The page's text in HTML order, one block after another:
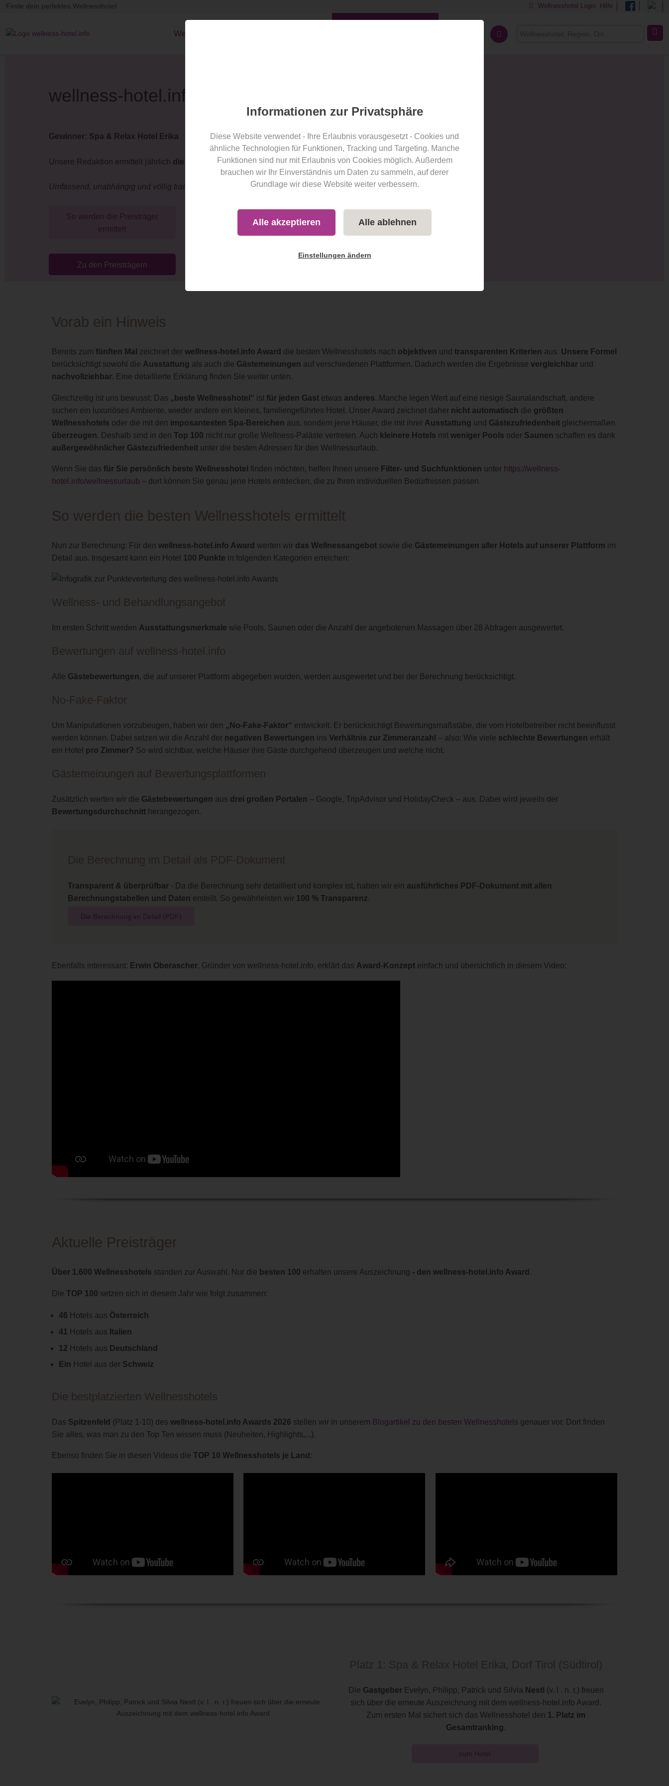
Finde dein perfektes Wellnesshotel Wellnesshotel Login Hilfe
Wellnesshotel finden
wellness-hotel.info Award 2026
Gewinner: Spa & Relax Hotel Erika
Unsere Redaktion ermittelt jährlich die 100 besten Wellnesshotels:
Umfassend, unabhängig und völlig transparent
So werden die Preisträger
ermittelt
Zu den Preisträgern
Vorab ein Hinweis
Bereits zum fünften Mal zeichnet der wellness-hotel.info Award die besten Wellnesshotels nach objektiven und transparenten Kriterien aus. Unsere Formel
berücksichtigt sowohl die Ausstattung als auch die Gästemeinungen auf verschiedenen Plattformen. Dadurch werden die Ergebnisse vergleichbarund
nachvollziehbar. Eine detaillierte Erklärung finden Sie weiter unten.
Gleichzeitig ist uns bewusst: Das „beste Wellnesshotel“ ist für jeden Gastetwas anderes. Manche legen Wert auf eine riesige Saunalandschaft, andere
suchen ein luxuriöses Ambiente, wieder andere ein kleines, familiengeführtes Hotel. Unser Award zeichnet daher nicht automatisch die größten
Wellnesshotels oder die mit den imposantesten Spa-Bereichen aus, sondern jene Häuser, die mit ihrer Ausstattung und Gästezufriedenheitgleichermaßen
überzeugen. Deshalb sind in den Top 100 nicht nur große Wellness-Paläste vertreten. Auch kleinere Hotels mit weniger Pools oder Saunen schaffen es dank
außergewöhnlicher Gästezufriedenheitunter die besten Adressen für den Wellnessurlaub.
Wenn Sie das für Sie persönlich beste Wellnesshotel finden möchten, helfen Ihnen unsere Filter- und Suchfunktionen unter https://wellness-
hotel.info/wellnessurlaub – dort können Sie genau jene Hotels entdecken, die zu Ihren individuellen Bedürfnissen passen.
So werden die besten Wellnesshotels ermittelt
Nun zur Berechnung: Für den wellness-hotel.info Award werten wir das Wellnessangebotsowie die Gästemeinungen aller Hotels auf unserer Plattform im
Detail aus. Insgesamt kann ein Hotel 100 Punkte in folgenden Kategorien erreichen:
Wellness- und Behandlungsangebot
Im ersten Schritt werden Ausstattungsmerkmale wie Pools, Saunen oder die Anzahl der angebotenen Massagen über 28 Abfragen ausgewertet.
Bewertungen auf wellness-hotel.info
Alle Gästebewertungen, die auf unserer Plattform abgegeben wurden, werden ausgewertet und bei der Berechnung berücksichtigt.
No-Fake-Faktor
Um Manipulationen vorzubeugen, haben wir den „No-Fake-Faktor“ entwickelt. Er berücksichtigt Bewertungsmaßstäbe, die vom Hotelbetreiber nicht beeinflusst
werden können. Dabei setzen wir die Anzahl der negativen Bewertungen ins Verhältnis zur Zimmeranzahl – also: Wie viele schlechte Bewertungen erhält
ein Hotel pro Zimmer? So wird sichtbar, welche Häuser ihre Gäste durchgehend überzeugen und welche nicht.
Gästemeinungen auf Bewertungsplattformen
Zusätzlich werten wir die Gästebewertungen aus drei großen Portalen – Google, TripAdvisor und HolidayCheck – aus. Dabei wird jeweils der
Bewertungsdurchschnittherangezogen.
Transparent & überprüfbar - Da die Berechnung sehr detailliert und komplex ist, haben wir ein ausführliches PDF-Dokument mit allen
Berechnungstabellen und Daten erstellt. So gewährleisten wir 100 % Transparenz.
Die Berechnung im Detail (PDF)
Ebenfalls interessant: Erwin Oberascher, Gründer von wellness-hotel.info, erklärt das Award-Konzept einfach und übersichtlich in diesem Video:
Aktuelle Preisträger
Über 1.600 Wellnesshotels standen zur Auswahl. Nur die besten 100 erhalten unsere Auszeichnung - den wellness-hotel.info Award .
Die TOP 100 setzen sich in diesem Jahr wie folgt zusammen:
46 Hotels aus Österreich
41
Hotels aus Italien
12 Hotels aus Deutschland
Ein Hotel aus der Schweiz
Die bestplatzierten Wellnesshotels
Das Spitzenfeld (Platz 1-10) des wellness-hotel.info Awards 2026 stellen wir in unserem Blogartikel zu den besten Wellnesshotels genauer vor. Dort finden
Sie alles, was man zu den Top Ten wissen muss (Neuheiten, Highlights,...).
Ebenso finden Sie in diesen Videos die TOP 10 Wellnesshotels je Land :
Platz 1: Spa & Relax Hotel Erika, Dorf Tirol (Südtirol)
Die GastgeberEvelyn, Philipp, Patrick und Silvia Nestl (v. l . n. r.) freuen
sich über die erneute Auszeichnung mit dem wellness-hotel.info Award.
Zum ersten Mal sichert sich das Wellnesshotel den 1. Platz im
Gesamtranking .
zum Hotel
Informationen zur Privatsphäre
Diese Website verwendet - Ihre Erlaubnis vorausgesetzt - Cookies und
ähnliche Technologien für Funktionen, Tracking und Targeting. Manche
Funktionen sind nur mit Erlaubnis von Cookies möglich. Außerdem
brauchen wir Ihr Einverständnis um Daten zu sammeln, auf derer
Grundlage wir diese Website weiter verbessern.
Alle akzeptieren Alle ablehnen
Einstellungen ändern